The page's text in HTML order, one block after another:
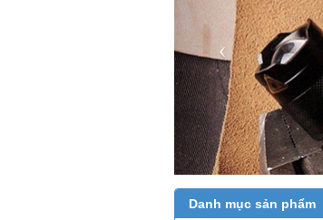
Danh mục sản phẩm